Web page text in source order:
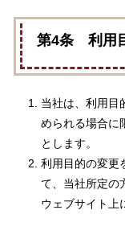
第4条 利用
当社は、利用目
められる場合に
とします。
利用目的の変更
て、当社所定の
ウェブサイト上